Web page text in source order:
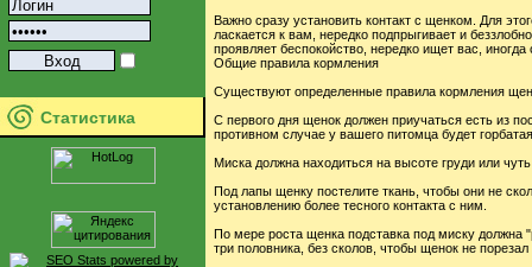
Статистика
Важно сразу установить контакт с щенком. Для
ласкается к вам, нередко подпрыгивает и
проявляет беспокойство, нередко ищет вас, иногда
Общие правила кормления
Существуют определенные правила кормления
С первого дня щенок должен приучаться есть из
противном случае у вашего питомца будет
Миска должна находиться на высоте груди или
Под лапы щенку постелите ткань, чтобы они не
установлению более тесного контакта с ним.
По мере роста щенка подставка под миску
три половника, без сколов, чтобы щенок не порезал